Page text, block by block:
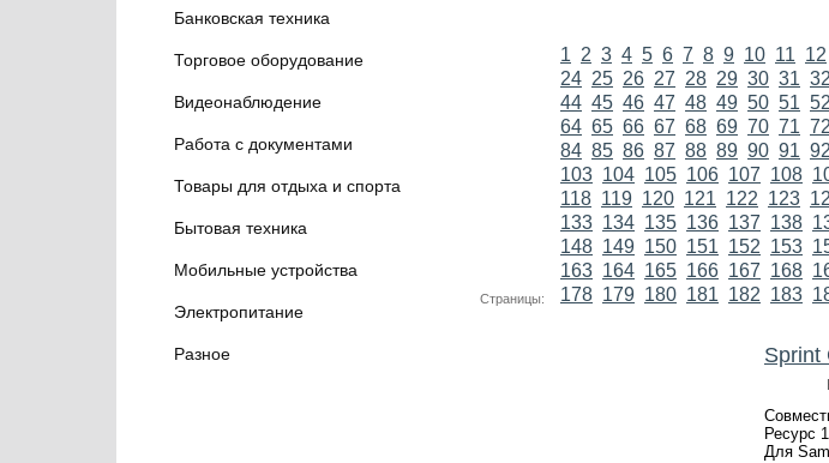
Банковская техника
Торговое оборудование
Видеонаблюдение
Работа с документами
Товары для отдыха и спорта
Бытовая техника
Мобильные устройства
Электропитание
Разное
Страницы:
1 2 3 4 5 6 7 8 9 10 11 12
24 25 26 27 28 29 30 31 32
44 45 46 47 48 49 50 51 52
64 65 66 67 68 69 70 71 72
84 85 86 87 88 89 90 91 92
103 104 105 106 107 108
118 119 120 121 122 123
133 134 135 136 137 138
148 149 150 151 152 153
163 164 165 166 167 168
178 179 180 181 182 183
Sprint
Ресурс
Для